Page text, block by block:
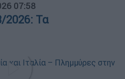
07:58
2026: Τα